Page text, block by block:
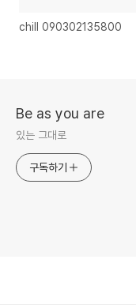
chill 090302135800
Be as you are
있는 그대로
구독하기